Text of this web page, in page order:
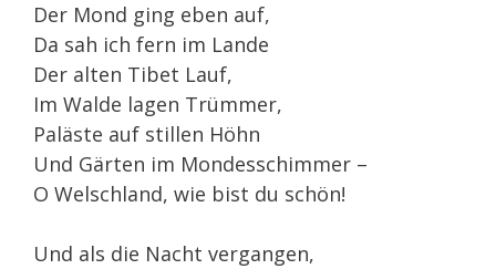
Der Mond ging eben auf,
Da sah ich fern im Lande
Der alten Tibet Lauf,
Im Walde lagen Trümmer,
Paläste auf stillen Höhn
Und Gärten im Mondesschimmer –
O Welschland, wie bist du schön!
Und als die Nacht vergangen,